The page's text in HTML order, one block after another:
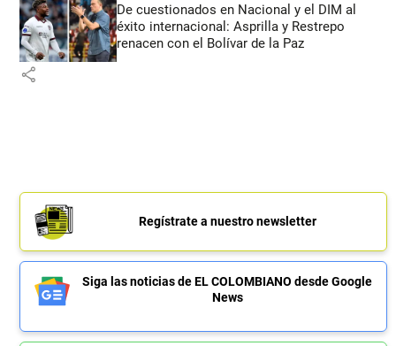
De cuestionados en Nacional y el DIM al
éxito internacional: Asprilla y Restrepo
renacen con el Bolívar de la Paz
share
Regístrate a nuestro newsletter
Siga las noticias de EL COLOMBIANO desde Google
News